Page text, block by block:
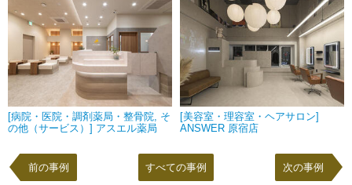
[病院・医院・調剤薬局・整骨院, そ
の他（サービス）] アスエル薬局
[美容室・理容室・ヘアサロン]
ANSWER 原宿店
前の事例 次の事例
すべての事例